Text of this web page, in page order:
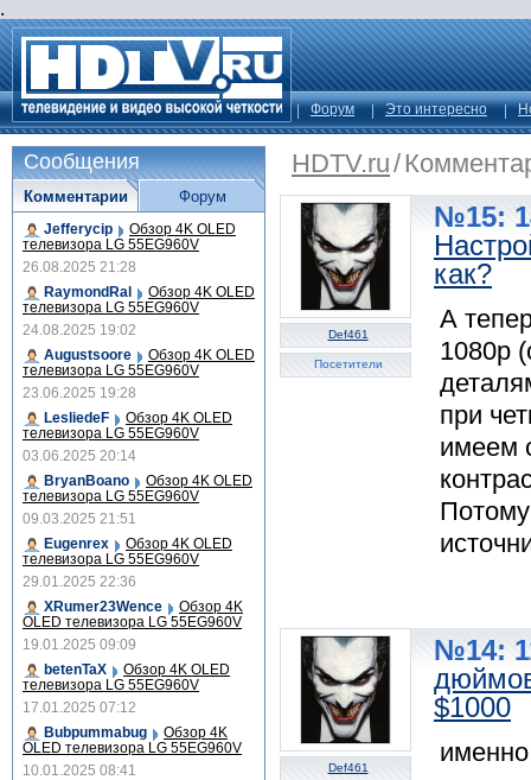
.
Форум Это интересно
HDTV.ru/
Def461
Посетители
№15:
как?
А
1080р
при
имеем
Def461
№14:
$1000
Сообщения
Комментарии
Jefferycip Обзор 4K OLED
телевизора LG 55EG960V
26.08.2025 21:28
RaymondRal
Обзор 4K OLED
телевизора LG 55EG960V
24.08.2025 19:02
Augustsoore
Обзор 4K OLED
телевизора LG 55EG960V
23.06.2025 19:28
LesliedeF
Обзор 4K OLED
телевизора LG 55EG960V
03.06.2025 20:14
BryanBoano
Обзор 4K OLED
телевизора LG 55EG960V
09.03.2025 21:51
Eugenrex
Обзор 4K OLED
телевизора LG 55EG960V
29.01.2025 22:36
XRumer23Wence
Обзор 4K
OLED телевизора LG 55EG960V
19.01.2025 09:09
betenTaX
Обзор 4K OLED
телевизора LG 55EG960V
17.01.2025 07:12
Bubpummabug
Обзор 4K
OLED телевизора LG 55EG960V
10.01.2025 08:41
Форум